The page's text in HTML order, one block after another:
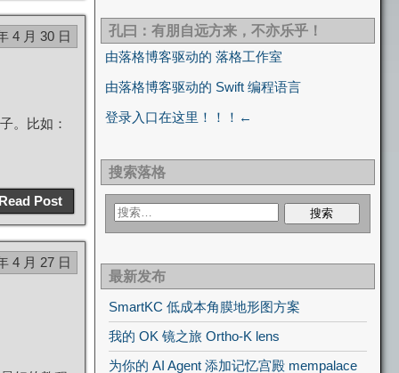
4 月 30 日
。比如：
Post
4 月 27 日
孔曰：有朋自远方来，不亦乐乎！
由落格博客驱动的 落格工作室
由落格博客驱动的 Swift 编程语言
登录入口在这里！！！←
搜索落格
最新发布
SmartKC 低成本角膜地形图方案
我的 OK 镜之旅 Ortho-K lens
为你的 AI Agent 添加记忆宫殿 mempalace